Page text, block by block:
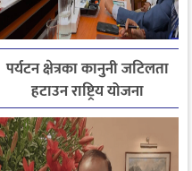
पर्यटन क्षेत्रका कानुनी जटिलता
हटाउन राष्ट्रिय योजना
आयोगसमक्ष होटल संघ
बागमतीका पाँचबुँदे माग